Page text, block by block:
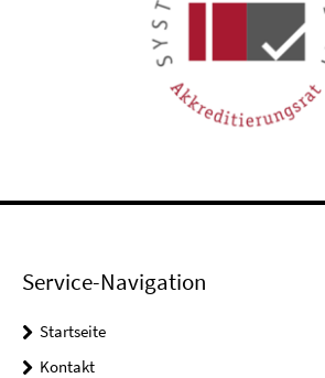
Service-Navigation
Startseite
Kontakt